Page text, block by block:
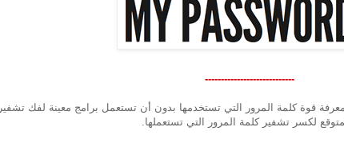
----------------------------
قوة كلمة المرور التي تستخدمها بدون أن تستعمل برامج معينة لفك تشفير
لكسر تشفير كلمة المرور التي تستعملها.